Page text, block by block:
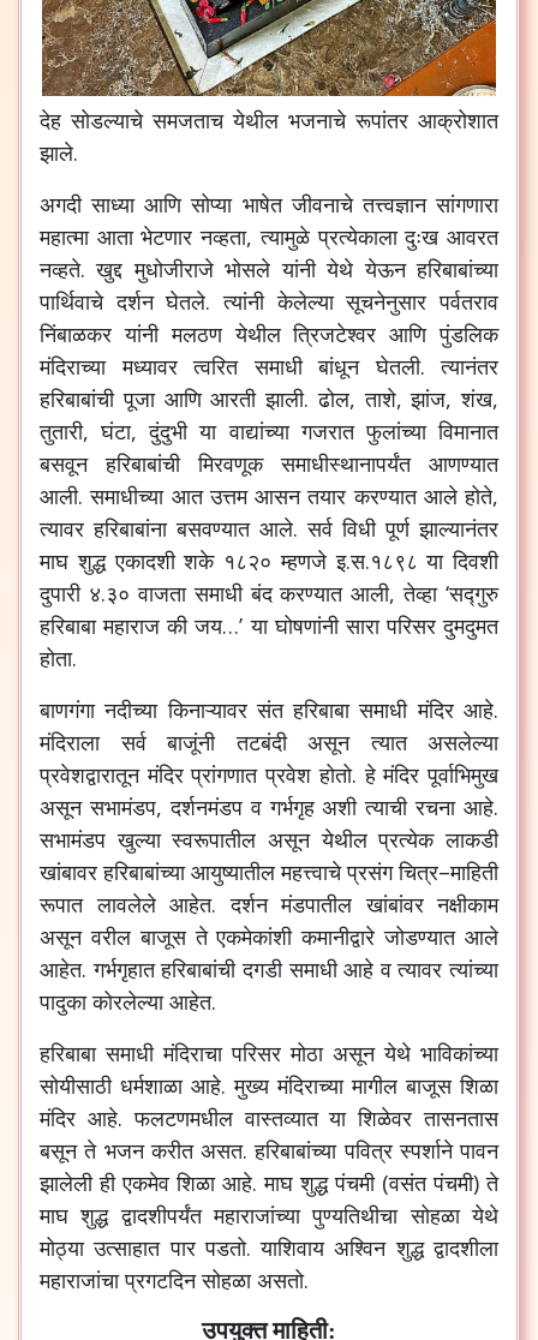
देह सोडल्याचे समजताच येथील भजनाचे रूपांतर आक्रोशात
झाले.
अगदी साध्या आणि सोप्या भाषेत जीवनाचे तत्त्वज्ञान सांगणारा
महात्मा आता भेटणार नव्हता,त्यामुळे प्रत्येकाला दुःख आवरत
नव्हते.खुद्द मुधोजीराजे भोसले यांनी येथे येऊन हरिबाबांच्या
पार्थिवाचे दर्शन घेतले.त्यांनी केलेल्या सूचनेनुसार पर्वतराव
निंबाळकर यांनी मलठण येथील त्रिजटेश्‍वर आणि पुंडलिक
मंदिराच्या मध्यावर त्वरित समाधी बांधून घेतली.त्यानंतर
हरिबाबांची पूजा आणि आरती झाली.ढोल,ताशे,झांज,शंख,
तुतारी,घंटा,दुंदुभी या वाद्यांच्या गजरात फुलांच्या विमानात
बसवून
हरिबाबांची मिरवणूक समाधीस्थानापर्यंत
आणण्यात
आली.समाधीच्या आत उत्तम आसन तयार करण्यात आले होते,
त्यावर हरिबाबांना बसवण्यात आले.सर्व विधी पूर्ण झाल्यानंतर
माघ शुद्ध एकादशी शके १८२० म्हणजे इ.स.१८९८ या दिवशी
दुपारी ४.३० वाजता समाधी बंद करण्यात आली,तेव्हा‘सद्गुरु
हरिबाबा महाराज की जय…’या घोषणांनी सारा परिसर दुमदुमत
होता.
बाणगंगा नदीच्या किनाऱ्यावर संत हरिबाबा समाधी मंदिर आहे.
मंदिराला
सर्व बाजूंनी तटबंदी असून त्यात
असलेल्या
प्रवेशद्वारातून मंदिर प्रांगणात प्रवेश होतो.हे मंदिर पूर्वाभिमुख
असून सभामंडप,दर्शनमंडप व गर्भगृह अशी त्याची रचना आहे.
सभामंडप खुल्या स्वरूपातील असून येथील प्रत्येक लाकडी
खांबावर हरिबाबांच्या आयुष्यातील महत्त्वाचे प्रसंग चित्र–माहिती
रूपात लावलेले आहेत.दर्शन मंडपातील खांबांवर नक्षीकाम
असून वरील बाजूस ते एकमेकांशी कमानीद्वारे जोडण्यात आले
आहेत.गर्भगृहात हरिबाबांची दगडी समाधी आहे व त्यावर त्यांच्या
पादुका कोरलेल्या आहेत.
हरिबाबा समाधी मंदिराचा परिसर मोठा असून येथे भाविकांच्या
सोयीसाठी धर्मशाळा आहे.मुख्य मंदिराच्या मागील बाजूस शिळा
मंदिर आहे.फलटणमधील वास्तव्यात या शिळेवर तासनतास
बसून ते भजन करीत असत.हरिबाबांच्या पवित्र स्पर्शाने पावन
झालेली ही एकमेव शिळा आहे.माघ शुद्ध पंचमी(वसंत पंचमी)ते
माघ शुद्ध द्वादशीपर्यंत महाराजांच्या पुण्यतिथीचा सोहळा येथे
मोठ्या उत्साहात पार पडतो.याशिवाय अश्विन शुद्ध द्वादशीला
महाराजांचा प्रगटदिन सोहळा असतो.
उपयुक्त माहिती: